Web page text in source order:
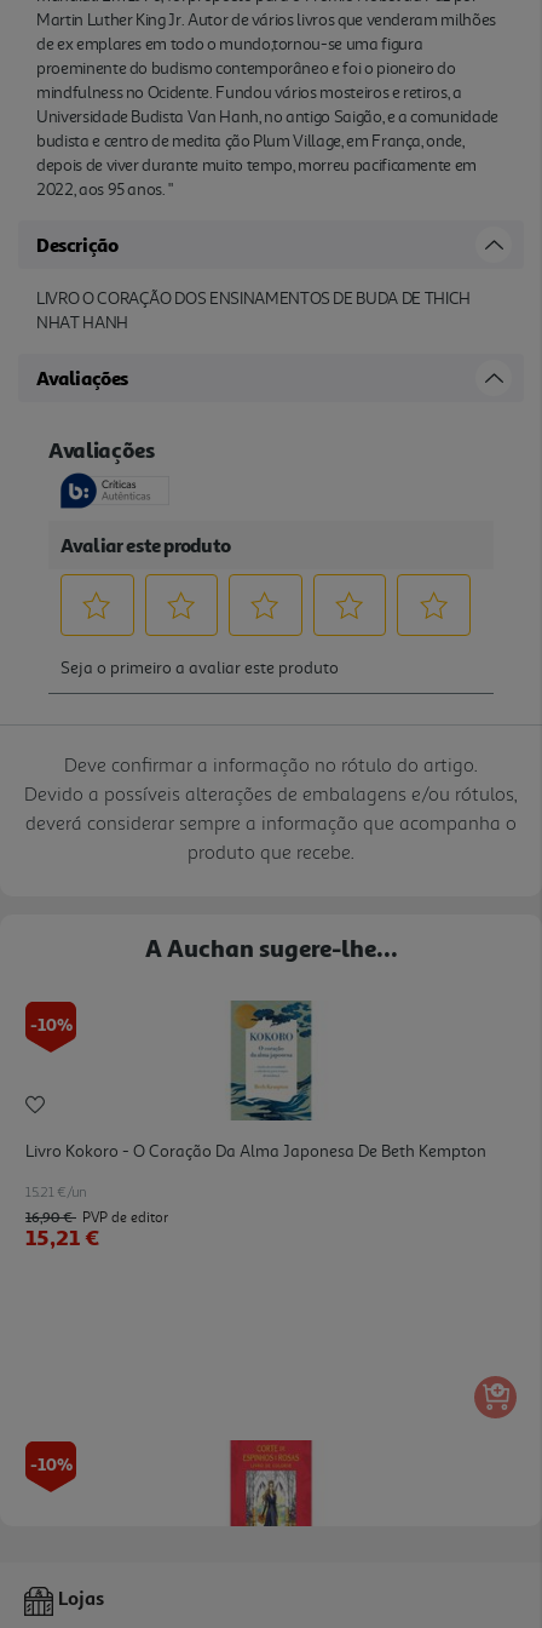
Martin Luther King Jr. Autor de vários livros que venderam milhões
de ex emplares em todo o mundo,tornou-se uma figura
proeminente do budismo contemporâneo e foi o pioneiro do
mindfulness no Ocidente. Fundou vários mosteiros e retiros, a
Universidade Budista Van Hanh, no antigo Saigão, e a comunidade
budista e centro de medita ção Plum Village, em França, onde,
depois de viver durante muito tempo, morreu pacificamente em
2022, aos 95 anos. "
Descrição
LIVRO O CORAÇÃO DOS ENSINAMENTOS DE BUDA DE THICH
NHAT HANH
Avaliações
Deve confirmar a informação no rótulo do artigo.
Devido a possíveis alterações de embalagens e/ou rótulos,
deverá considerar sempre a informação que acompanha o
produto que recebe.
A Auchan sugere-lhe...
-10%
Livro Kokoro - O Coração Da Alma Japonesa De Beth Kempton
15.21 €/un
16,90 € PVP de editor
15,21 €
-10%
Livro Corte De Espinhos E Rosas - Livro De Colorir De Sarah J.
MaasLojas